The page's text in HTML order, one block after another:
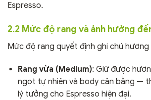
Espresso.
2.2 Mức độ rang và ảnh hưởng
Mức độ rang quyết định ghi chú hương
Rang vừa (Medium): Giữ được
ngọt tự nhiên và body cân bằng —
lý tưởng cho Espresso hiện đại.